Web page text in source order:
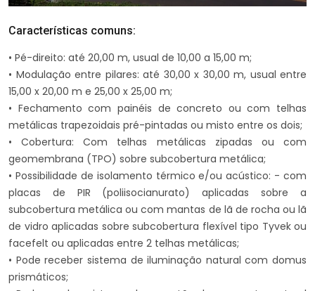
Características comuns:
• Pé-direito: até 20,00 m, usual de 10,00 a 15,00 m;
• Modulação entre pilares: até 30,00 x 30,00 m, usual entre
15,00 x 20,00 m e 25,00 x 25,00 m;
• Fechamento com painéis de concreto ou com telhas
metálicas trapezoidais pré-pintadas ou misto entre os dois;
• Cobertura: Com telhas metálicas zipadas ou com
geomembrana (TPO) sobre subcobertura metálica;
• Possibilidade de isolamento térmico e/ou acústico: - com
placas de PIR (poliisocianurato) aplicadas sobre a
subcobertura metálica ou com mantas de lã de rocha ou lã
de vidro aplicadas sobre subcobertura flexível tipo Tyvek ou
facefelt ou aplicadas entre 2 telhas metálicas;
• Pode receber sistema de iluminação natural com domus
prismáticos;